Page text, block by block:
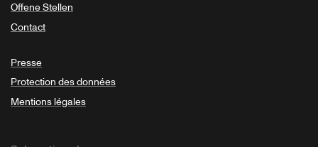
Offene Stellen
Contact
Presse
Protection des données
Mentions légales